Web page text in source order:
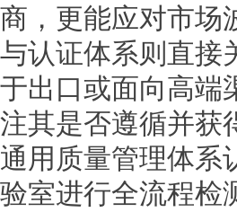
商，更能应对市场
与认证体系则直接
于出口或面向高端
注其是否遵循并获
通用质量管理体系
验室进行全流程检